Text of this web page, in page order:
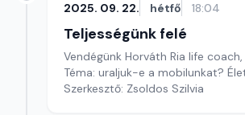
2025. 09. 22. hétfő 18:04
Teljességünk felé
Vendégünk Horváth Ria life
Téma: uraljuk-e a mobilunkat?
Szerkesztő: Zsoldos Szilvia